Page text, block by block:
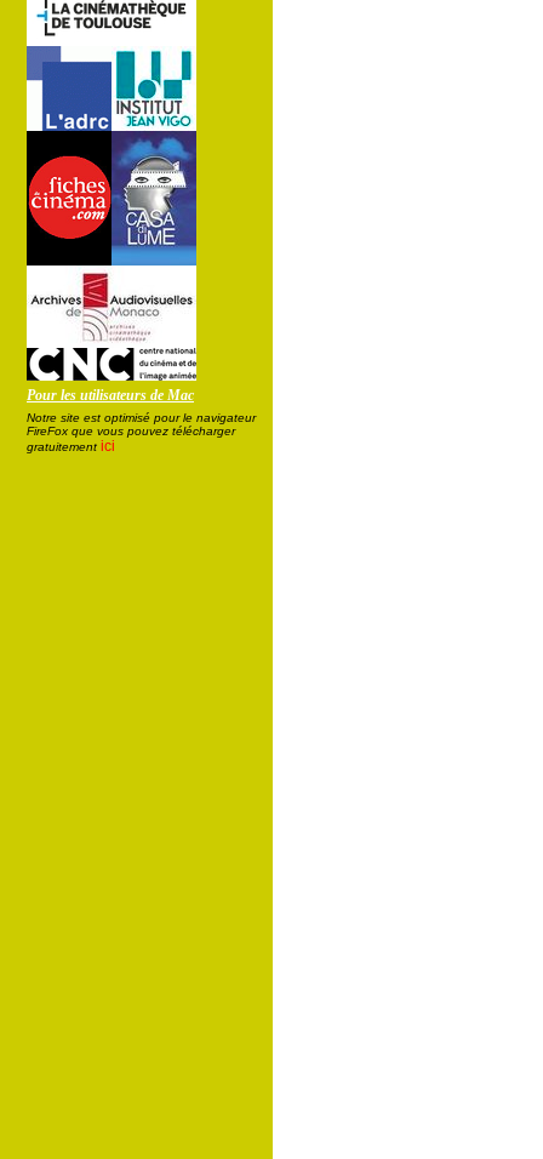
Pour les utilisateurs de Mac
Notre site est optimisé pour le navigateur
FireFox que vous pouvez télécharger
gratuitement ici